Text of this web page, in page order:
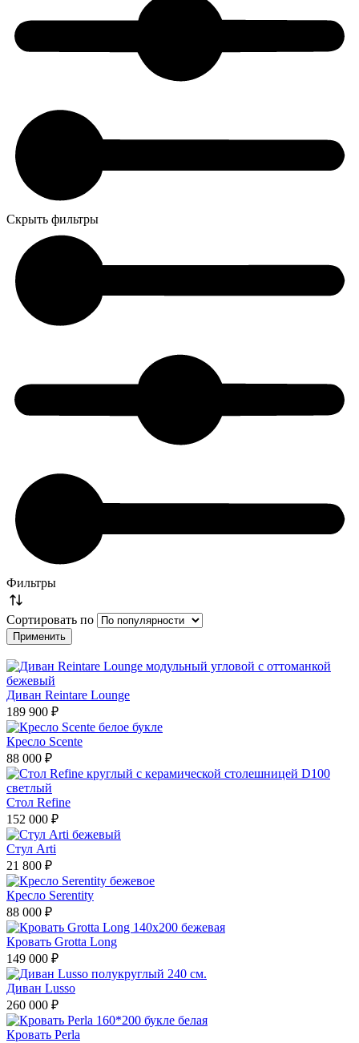
Скрыть фильтры
Фильтры
Сортировать по
Диван Reintare Lounge
189 900 ₽
Кресло Scente
88 000 ₽
Стол Refine
152 000 ₽
Стул Arti
21 800 ₽
Кресло Serentity
88 000 ₽
Кровать Grotta Long
149 000 ₽
Диван Lusso
260 000 ₽
Кровать Perla